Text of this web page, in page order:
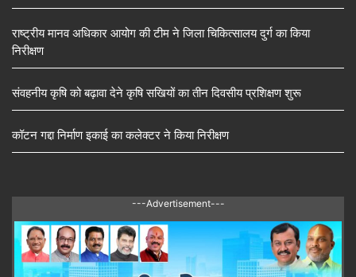
राष्ट्रीय मानव अधिकार आयोग की टीम ने जिला चिकित्सालय दुर्ग का किया
निरीक्षण
संवहनीय कृषि को बढ़ावा देने कृषि सखियों का तीन दिवसीय प्रशिक्षण शुरू
कॉटन गद्दा निर्माण इकाई का कलेक्टर ने किया निरीक्षण
---Advertisement---